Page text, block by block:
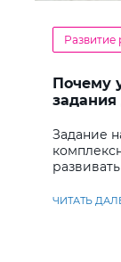
Развитие
Почему
задания
Задание
ЧИТАТЬ